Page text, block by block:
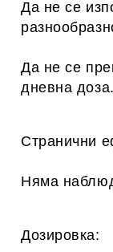
Да не се
Да не се
дневна доза.
Странични
Няма
Дозировка: